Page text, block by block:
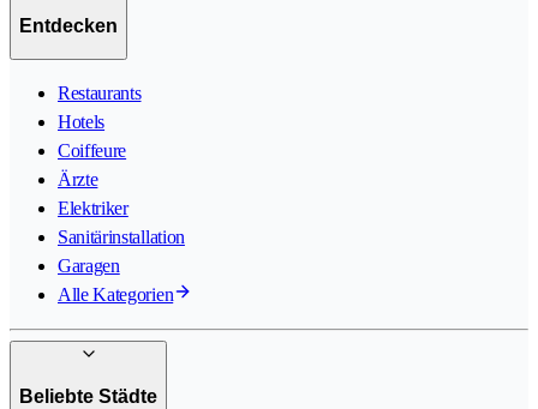
Entdecken
Restaurants
Hotels
Coiffeure
Ärzte
Elektriker
Sanitärinstallation
Garagen
Alle Kategorien
Beliebte Städte